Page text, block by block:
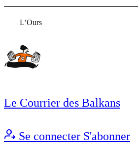
L’Ours
Le Courrier des Balkans
Se connecter S'abonner